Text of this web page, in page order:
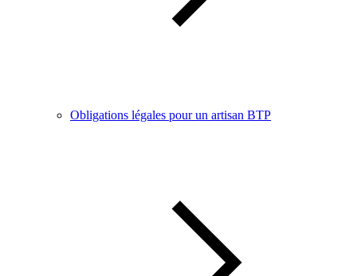
Obligations légales pour un artisan BTP